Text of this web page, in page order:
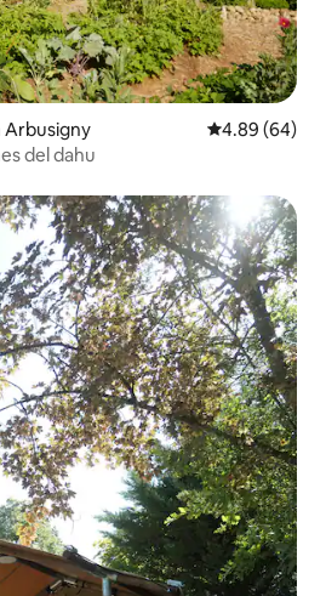
Arbusigny Calificación
4.89 (64)
del dahu